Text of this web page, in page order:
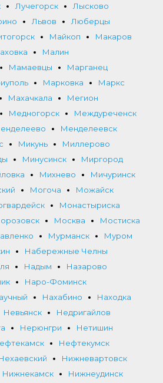
Лучегорск
Лысково
Львов
Люберцы
Майкоп
Макаров
Малин
Мамаевцы
Марганец
Марковка
Маркс
Махачкала
Мегион
Медногорск
Междуреченск
Менделеевск
Микунь
Миллерово
Минусинск
Миргород
Михнево
Мичуринск
Могоча
Можайск
Монастыриска
Москва
Мостиска
Мурманск
Муром
Набережные Челны
Надым
Назарово
Наро-Фоминск
Нахабино
Находка
Невьянск
Недригайлов
Нерюнгри
Нетишин
Нефтекумск
Нижневартовск
Нижнекамск
Нижнеудинск